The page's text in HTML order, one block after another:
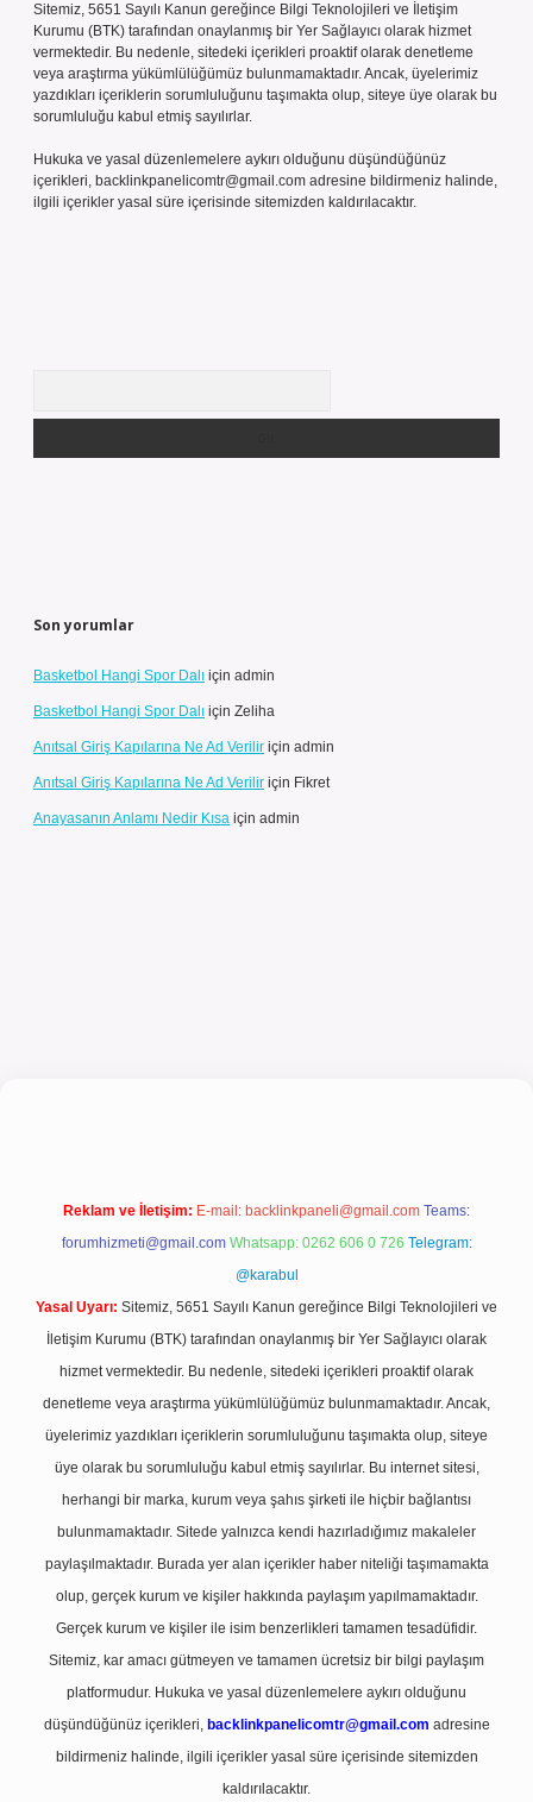
Sitemiz, 5651 Sayılı Kanun gereğince Bilgi Teknolojileri ve İletişim
Kurumu (BTK) tarafından onaylanmış bir Yer Sağlayıcı olarak hizmet
vermektedir. Bu nedenle, sitedeki içerikleri proaktif olarak denetleme
veya araştırma yükümlülüğümüz bulunmamaktadır. Ancak, üyelerimiz
yazdıkları içeriklerin sorumluluğunu taşımakta olup, siteye üye olarak bu
sorumluluğu kabul etmiş sayılırlar.
Hukuka ve yasal düzenlemelere aykırı olduğunu düşündüğünüz
içerikleri, backlinkpanelicomtr@gmail.com adresine bildirmeniz halinde,
ilgili içerikler yasal süre içerisinde sitemizden kaldırılacaktır.
Son yorumlar
Basketbol Hangi Spor Dalı için admin
Basketbol Hangi Spor Dalı için Zeliha
Anıtsal Giriş Kapılarına Ne Ad Verilir için admin
Anıtsal Giriş Kapılarına Ne Ad Verilir için Fikret
Anayasanın Anlamı Nedir Kısa için admin
Reklam ve İletişim: E-mail: backlinkpaneli@gmail.com Teams:
forumhizmeti@gmail.com Whatsapp: 0262 606 0 726 Telegram:
@karabul
Yasal Uyarı: Sitemiz, 5651 Sayılı Kanun gereğince Bilgi Teknolojileri ve
İletişim Kurumu (BTK) tarafından onaylanmış bir Yer Sağlayıcı olarak
hizmet vermektedir. Bu nedenle, sitedeki içerikleri proaktif olarak
denetleme veya araştırma yükümlülüğümüz bulunmamaktadır. Ancak,
üyelerimiz yazdıkları içeriklerin sorumluluğunu taşımakta olup, siteye
üye olarak bu sorumluluğu kabul etmiş sayılırlar. Bu internet sitesi,
herhangi bir marka, kurum veya şahıs şirketi ile hiçbir bağlantısı
bulunmamaktadır. Sitede yalnızca kendi hazırladığımız makaleler
paylaşılmaktadır. Burada yer alan içerikler haber niteliği taşımamakta
olup, gerçek kurum ve kişiler hakkında paylaşım yapılmamaktadır.
Gerçek kurum ve kişiler ile isim benzerlikleri tamamen tesadüfidir.
Sitemiz, kar amacı gütmeyen ve tamamen ücretsiz bir bilgi paylaşım
platformudur. Hukuka ve yasal düzenlemelere aykırı olduğunu
düşündüğünüz içerikleri, backlinkpanelicomtr@gmail.com adresine
bildirmeniz halinde, ilgili içerikler yasal süre içerisinde sitemizden
kaldırılacaktır.